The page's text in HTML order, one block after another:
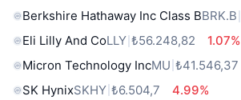
Berkshire Hathaway Inc Class BBRK.B
Eli Lilly And CoLLY ₺56.248,82
1.07%
Micron Technology IncMU ₺41.546,37
SK HynixSKHY ₺6.504,7
4.99%